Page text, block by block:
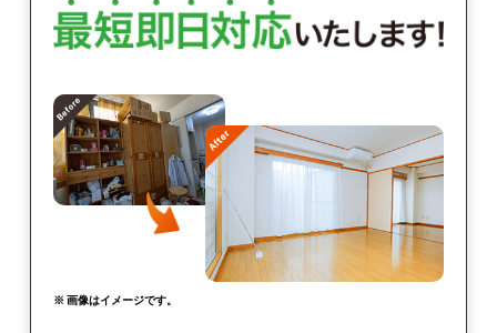
※ 画像はイメージです。